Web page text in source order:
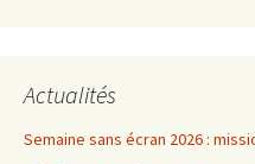
Actualités
Semaine sans écran 2026 :